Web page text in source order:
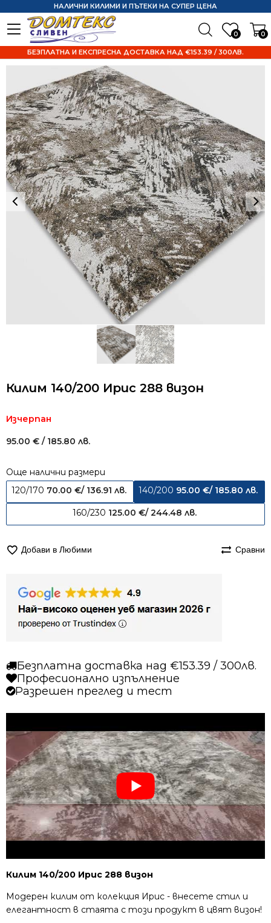
0 0
НАЛИЧНИ КИЛИМИ И ПЪТЕКИ НА СУПЕР ЦЕНА
БЕЗПЛАТНА И ЕКСПРЕСНА ДОСТАВКА НАД €153.39 / 300ЛВ.
Килим 140/200 Ирис 288 визон
Изчерпан
95.00 € / 185.80 лв.
Още налични размери
120/170 70.00 €/ 136.91 лв. 140/200 95.00€/ 185.80 лв.
160/230 125.00 €/ 244.48 лв.
Добави в Любими Сравни
Безплатна доставка над €153.39 / 300лв.
Професионално изпълнение
Разрешен преглед и тест
Килим 140/200 Ирис 288 визон
Модерен килим от колекция Ирис - внесете стил и
елегантност в стаята с този продукт в цвят визон!